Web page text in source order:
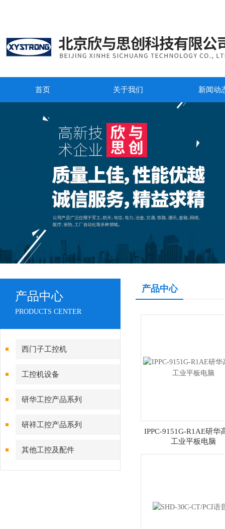
首页 关于我们 新闻动
产品中心
PRODUCTS CENTER
西门子工控机
工控机设备
研华工控产品系列
研祥工控产品系列
其他工控及配件
产品中心
IPPC-9151G-R1AE研华
工业平板电脑